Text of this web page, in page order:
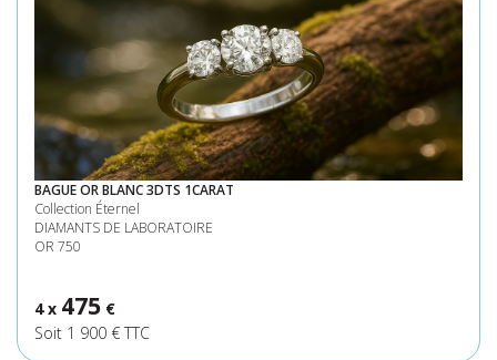
BAGUE OR BLANC 3DTS 1CARAT
Collection Éternel
DIAMANTS DE LABORATOIRE
OR 750
4 x 475 €
Soit 1 900 € TTC